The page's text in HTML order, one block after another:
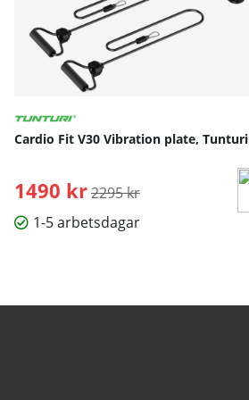
Cardio Fit V30 Vibration plate, Tunturi
1490 kr Ordinarie pris:
2295 kr
1-5 arbetsdagar